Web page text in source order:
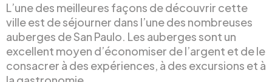
L’une des meilleures façons de découvrir cette
ville est de séjourner dans l’une des nombreuses
auberges de San Paulo. Les auberges sont un
excellent moyen d’économiser de l’argent et de le
consacrer à des expériences, à des excursions et à